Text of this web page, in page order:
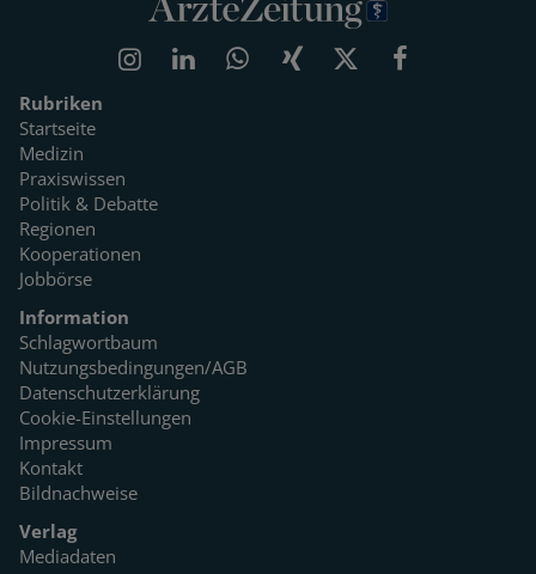
Rubriken
Startseite
Medizin
Praxiswissen
Politik & Debatte
Regionen
Kooperationen
Jobbörse
Information
Schlagwortbaum
Nutzungsbedingungen/AGB
Datenschutzerklärung
Cookie-Einstellungen
Impressum
Kontakt
Bildnachweise
Verlag
Mediadaten